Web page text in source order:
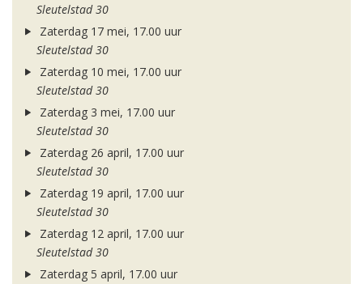
Sleutelstad 30
Zaterdag 17 mei, 17.00 uur
Sleutelstad 30
Zaterdag 10 mei, 17.00 uur
Sleutelstad 30
Zaterdag 3 mei, 17.00 uur
Sleutelstad 30
Zaterdag 26 april, 17.00 uur
Sleutelstad 30
Zaterdag 19 april, 17.00 uur
Sleutelstad 30
Zaterdag 12 april, 17.00 uur
Sleutelstad 30
Zaterdag 5 april, 17.00 uur